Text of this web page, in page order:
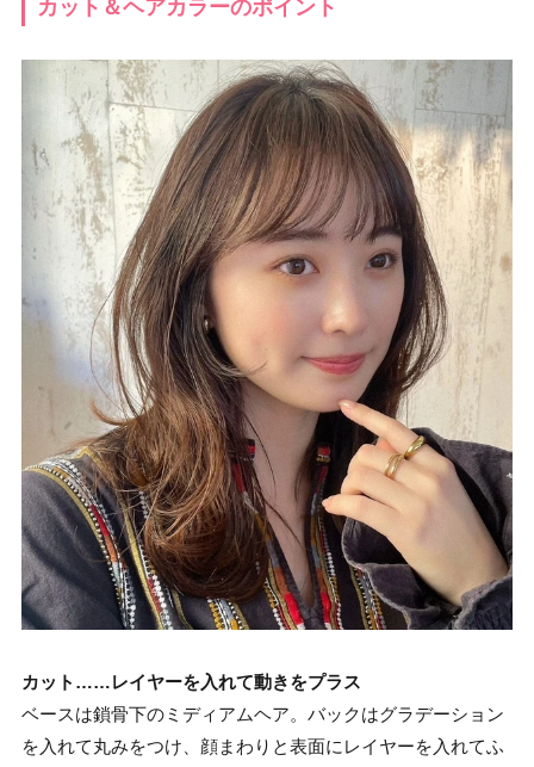
カット＆ヘアカラーのポイント
カット……レイヤーを入れて動きをプラス
ベースは鎖骨下のミディアムヘア。バックはグラデーション
を入れて丸みをつけ、顔まわりと表面にレイヤーを入れてふ